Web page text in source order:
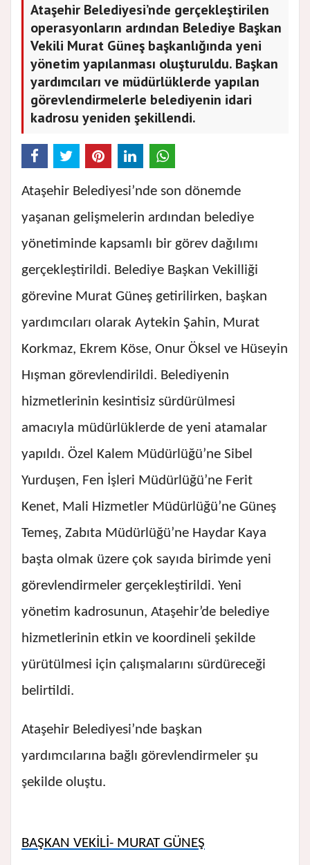
Ataşehir Belediyesi’nde gerçekleştirilen
operasyonların ardından Belediye Başkan
Vekili Murat Güneş başkanlığında yeni
yönetim yapılanması oluşturuldu. Başkan
yardımcıları ve müdürlüklerde yapılan
görevlendirmelerle belediyenin idari
kadrosu yeniden şekillendi.
Ataşehir Belediyesi’nde son dönemde
yaşanan gelişmelerin ardından belediye
yönetiminde kapsamlı bir görev dağılımı
gerçekleştirildi. Belediye Başkan Vekilliği
görevine Murat Güneş getirilirken, başkan
yardımcıları olarak Aytekin Şahin, Murat
Korkmaz, Ekrem Köse, Onur Öksel ve Hüseyin
Hışman görevlendirildi. Belediyenin
hizmetlerinin kesintisiz sürdürülmesi
amacıyla müdürlüklerde de yeni atamalar
yapıldı. Özel Kalem Müdürlüğü’ne Sibel
Yurduşen, Fen İşleri Müdürlüğü’ne Ferit
Kenet, Mali Hizmetler Müdürlüğü’ne Güneş
Temeş, Zabıta Müdürlüğü’ne Haydar Kaya
başta olmak üzere çok sayıda birimde yeni
görevlendirmeler gerçekleştirildi. Yeni
yönetim kadrosunun, Ataşehir’de belediye
hizmetlerinin etkin ve koordineli şekilde
yürütülmesi için çalışmalarını sürdüreceği
belirtildi.
Ataşehir Belediyesi’nde başkan
yardımcılarına bağlı görevlendirmeler şu
şekilde oluştu.
BAŞKAN VEKİLİ- MURAT GÜNEŞ